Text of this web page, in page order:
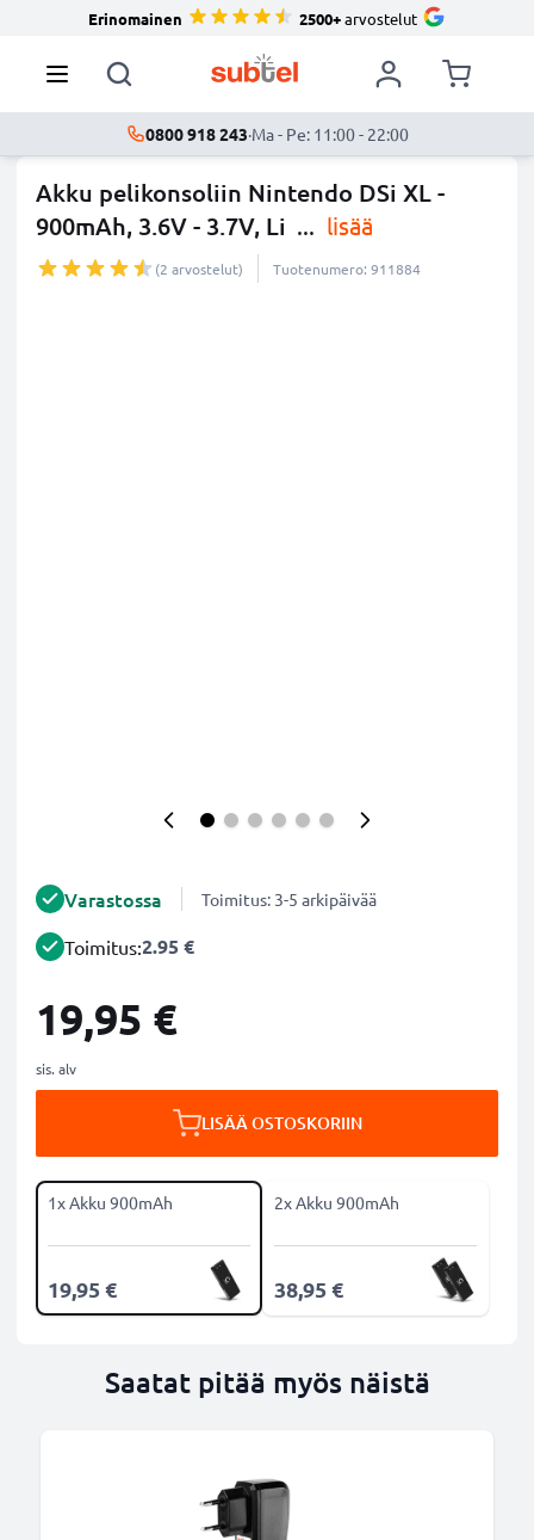
Erinomainen 2500+arvostelut
0800 918 243·Ma - Pe: 11:00 - 22:00
Akku pelikonsoliin Nintendo DSi XL -
900mAh, 3.6V - 3.7V, Li ... lisää
(2 arvostelut) Tuotenumero: 911884
Varastossa Toimitus: 3-5 arkipäivää
Toimitus:2.95 €
19,95 €
sis. alv
LISÄÄ OSTOSKORIIN
1x Akku 900mAh
19,95 €
2x Akku 900mAh
38,95 €
Saatat pitää myös näistä